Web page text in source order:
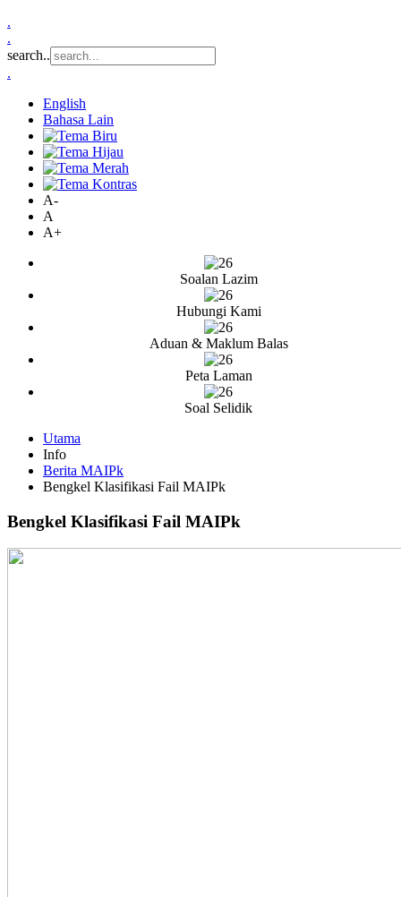
.
.
search..
.
English
Bahasa Lain
A-
A
A+
Soalan Lazim
Hubungi Kami
Aduan & Maklum Balas
Peta Laman
Soal Selidik
Utama
Info
Berita MAIPk
Bengkel Klasifikasi Fail MAIPk
Bengkel Klasifikasi Fail MAIPk